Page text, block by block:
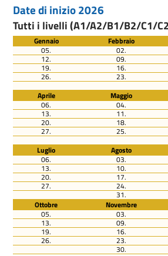
Date di inizio 2026
Tutti i livelli (A1/A2/B1/B2/C1/
Gennaio Febbraio
05.
02.
12. 09.
19. 16.
26. 23.
Aprile
Maggio
06.
04.
13. 11.
20. 18.
27. 25.
Luglio
Agosto
06.
03.
13. 10.
20. 17.
27. 24.
31.
Ottobre
Novembre
05.
03.
13. 09.
19. 16.
26. 23.
30.